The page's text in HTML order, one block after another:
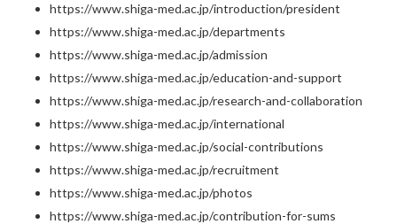
https://www.shiga-med.ac.jp/introduction/president
https://www.shiga-med.ac.jp/departments
https://www.shiga-med.ac.jp/admission
https://www.shiga-med.ac.jp/education-and-support
https://www.shiga-med.ac.jp/research-and-collaboration
https://www.shiga-med.ac.jp/international
https://www.shiga-med.ac.jp/social-contributions
https://www.shiga-med.ac.jp/recruitment
https://www.shiga-med.ac.jp/photos
https://www.shiga-med.ac.jp/contribution-for-sums